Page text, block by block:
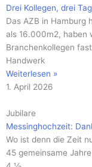
Drei Kollegen, drei
Das AZB in Hamburg
als 16.000m2, haben
Branchenkollegen
Handwerk
Weiterlesen »
1. April 2026
Jubilare
Messinghochzeit:
Wo ist denn die Zeit
45 gemeinsame